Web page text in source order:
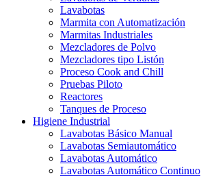
Lavabotas
Marmita con Automatización
Marmitas Industriales
Mezcladores de Polvo
Mezcladores tipo Listón
Proceso Cook and Chill
Pruebas Piloto
Reactores
Tanques de Proceso
Higiene Industrial
Lavabotas Básico Manual
Lavabotas Semiautomático
Lavabotas Automático
Lavabotas Automático Continuo